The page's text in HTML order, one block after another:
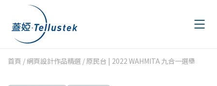
作品精選 Portfolio
首頁 / 網頁設計作品精選 /原民台 | 2022 WAHMITA 九合一選舉